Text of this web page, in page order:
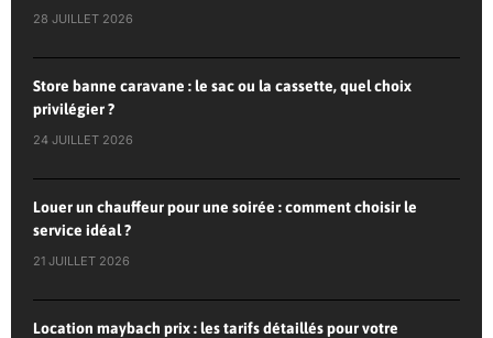
28 JUILLET 2026
Store banne caravane : le sac ou la cassette, quel choix
privilégier ?
24 JUILLET 2026
Louer un chauffeur pour une soirée : comment choisir le
service idéal ?
21 JUILLET 2026
Location maybach prix : les tarifs détaillés pour votre